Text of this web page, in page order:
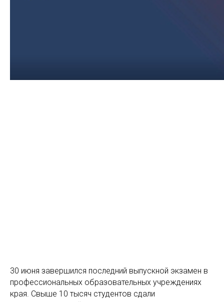
30 июня завершился последний выпускной экзамен в
профессиональных образовательных учреждениях
края. Свыше 10 тысяч студентов сдали